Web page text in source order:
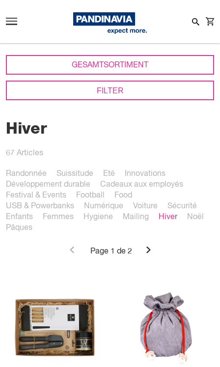
GESAMTSORTIMENT
FILTER
Hiver
67 Articles
Randonnée Suissitude Eté
Innovations
Développement durable
Cadeaux aux employés
Festival & Events
Football
Food
USB & Powerbanks
Numérique Voiture
Sécurité
Enfants
Femmes Hygiene Mailing Hiver
Noël
Pâques
Page 1 de 2